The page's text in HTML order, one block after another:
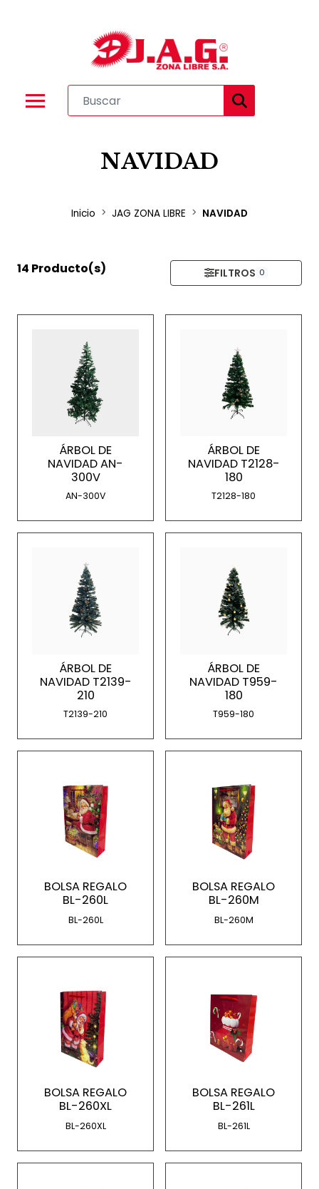
NAVIDAD
Inicio JAG ZONA LIBRE NAVIDAD
14 Producto(s) FILTROS 0
ÁRBOL DE
NAVIDAD AN-
300V
AN-300V
ÁRBOL DE
NAVIDAD T2128-
180
T2128-180
ÁRBOL DE
NAVIDAD T2139-
210
T2139-210
ÁRBOL DE
NAVIDAD T959-
180
T959-180
BOLSA REGALO
BL-260L
BL-260L
BOLSA REGALO
BL-260M
BL-260M
BOLSA REGALO
BL-260XL
BL-260XL
BOLSA REGALO
BL-261L
BL-261L